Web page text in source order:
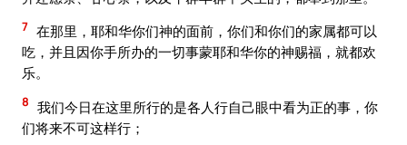
7 在那里，耶和华你们神的面前，你们和你们的家属都可以
吃，并且因你手所办的一切事蒙耶和华你的神赐福，就都欢
乐。
8 我们今日在这里所行的是各人行自己眼中看为正的事，你
们将来不可这样行；